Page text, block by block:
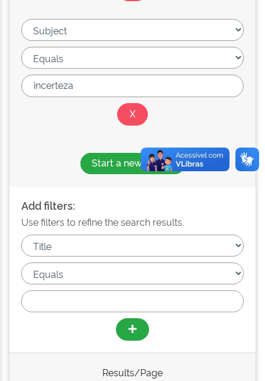
Start a new search
Add filters:
Use filters to refine the search results.
Results/Page